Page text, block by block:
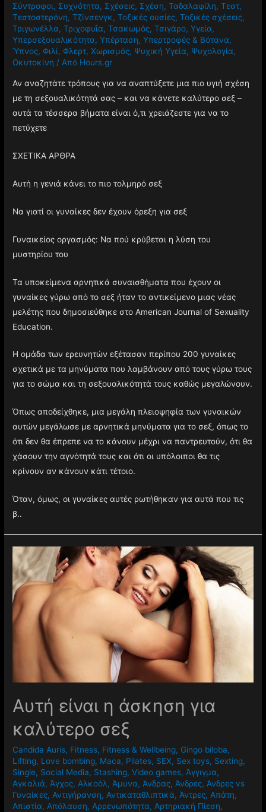
Σύντροφοι, Συχνότητα, Σχέσεις, Σχέση,Ταδαλαφίλη,Τεστ,
Τεστοστερόνη,Τζίνσενγκ,Τοξικές ουσίες,Τοξικές σχέσεις,
Τριγωνέλλα,Τριχοφυΐα,Τσακωμός,Τσιγάρο,Υγεία,
Υπερσεξουαλικότητα,Υπέρταση,Υπερτροφές & Βότανα,
Ύπνος,Φιλί,Φλερτ,Χωρισμός, Ψυχική Υγεία, Ψυχολογία,
Ωκυτοκίνη / Από Hours.gr
Αν αναζητάτε τρόπους για να αναπτύξετε μια πιο υγιή σχέση
με τη σεξουαλικότητά σας – και να κάνετε καλύτερο σεξ –
αυτά τα τέσσερα βήματα είναι ό,τι χρειάζεστε για να το
πετύχετε
ΣΧΕΤΙΚΑ ΑΡΘΡΑ
Αυτή η γενιά κάνει το πιο τολμηρό σεξ
Να γιατί οι γυναίκες δεν έχουν όρεξη για σεξ
Γυναικείος οργασμός: Να πού κρύβεται η λύση του
μυστηρίου του
Τα υποκείμενα αρνητικά συναισθήματα που έχουν οι
γυναίκες γύρω από το σεξ ήταν το αντικείμενο μιας νέας
μελέτης που δημοσιεύθηκε στο American Journal of Sexuality
Education.
Η ομάδα των ερευνητών εξέτασαν περίπου 200 γυναίκες
σχετικά με τα μηνύματα που λαμβάνουν από τους γύρω τους
για το σώμα και τη σεξουαλικότητά τους καθώς μεγαλώνουν.
Όπως αποδείχθηκε, μια μεγάλη πλειοψηφία των γυναικών
αυτών μεγάλωσε με αρνητικά μηνύματα για το σεξ, όπως το
ότι δεν θα έπρεπε να το κάνουν μέχρι να παντρευτούν, ότι θα
χάσουν την αγνότητά τους και ότι οι υπόλοιποι θα τις
κρίνουν αν κάνουν κάτι τέτοιο.
Όταν, όμως, οι γυναίκες αυτές ρωτήθηκαν για αυτά που τις
β..
Αυτή είναι η άσκηση για
καλύτερο σεξ
Candida Auris, Fitness, Fitness & Wellbeing, Gingo biloba,
Lifting, Love bombing, Maca, Pilates, SEX, Sex toys, Sexting,
Single, Social Media, Stashing,Video games, Άγγιγμα,
Αγκαλιά, Άγχος, Αλκοόλ, Άμυνα, Άνδρας, Άνδρες, Άνδρες vs
Γυναίκες, Αντιγήρανση, Αντικαταθλιπτικά, Άντρες, Απάτη,
Απιστία, Απόλαυση, Αρρενωπότητα, Αρτηριακή Πίεση,